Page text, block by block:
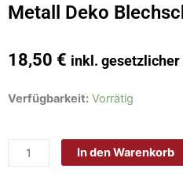
Metall Deko
18,50 € inkl.
Verfügbarkeit: Vorrätig
Schild
In den Warenkorb